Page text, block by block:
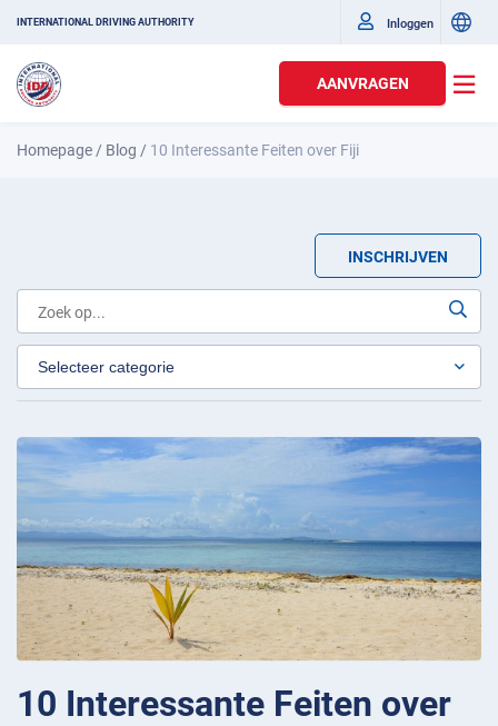
INTERNATIONAL DRIVING AUTHORITY Inloggen
AANVRAGEN
Homepage / Blog / 10 Interessante Feiten over Fiji
INSCHRIJVEN
10 Interessante Feiten over